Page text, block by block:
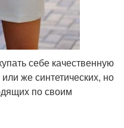
себе качественную
же синтетических, но
по своим